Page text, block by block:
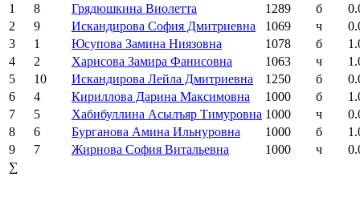
1
8 Грядюшкина Виолетта 1289 б
2
9 Искандирова София Дмитриевна 1069 ч
3
1 Юсупова Замина Ниязовна 1078 б
4
2 Харисова Замира Фанисовна 1063 ч
5
10 Искандирова Лейла Дмитриевна 1250 б
6
4 Кириллова Дарина Максимовна 1000 б
7
5 Хабибуллина Асылъяр Тимуровна 1000 ч
8
6 Бурганова Амина Ильнуровна 1000 б
9
7 Жирнова София Витальевна 1000 ч
∑